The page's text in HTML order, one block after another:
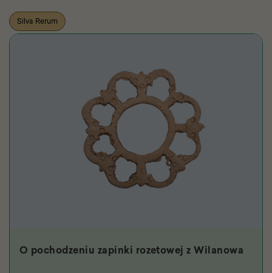
Silva Rerum
O pochodzeniu zapinki rozetowej z Wilanowa